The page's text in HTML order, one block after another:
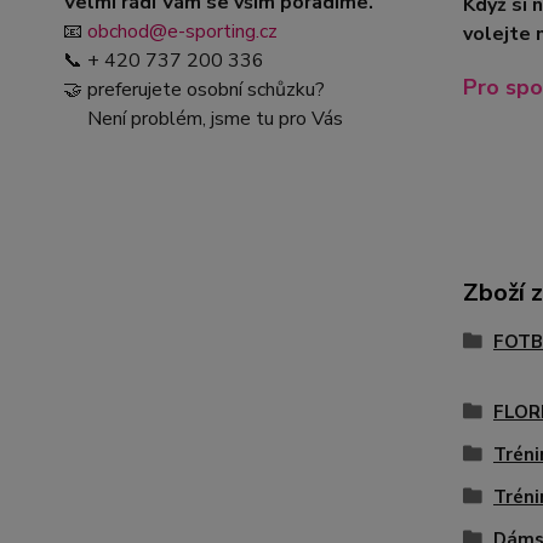
📧 obchod@e-sporting.cz
📞 + 420 737 200 336
🤝 preferujete osobní schůzku?
Není problém, jsme tu pro Vás
volejte
Pro
Zboží